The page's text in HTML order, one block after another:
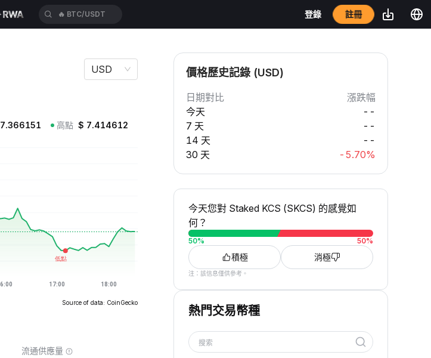
🔥 ETH/USDT 登錄 註冊
USD
7.366151 高點 $ 7.414612
Source of data: CoinGecko
流通供應量
價格歷史記錄 (USD)
日期對比
漲跌幅
今天
--
7 天
--
14 天
--
30 天
-5.70%
今天您對 Staked KCS (SKCS) 的感覺如
何？
50% 50%
積極 消極
注：該信息僅供參考。
熱門交易幣種
搜索